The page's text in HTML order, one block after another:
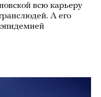
всю карьеру
А его